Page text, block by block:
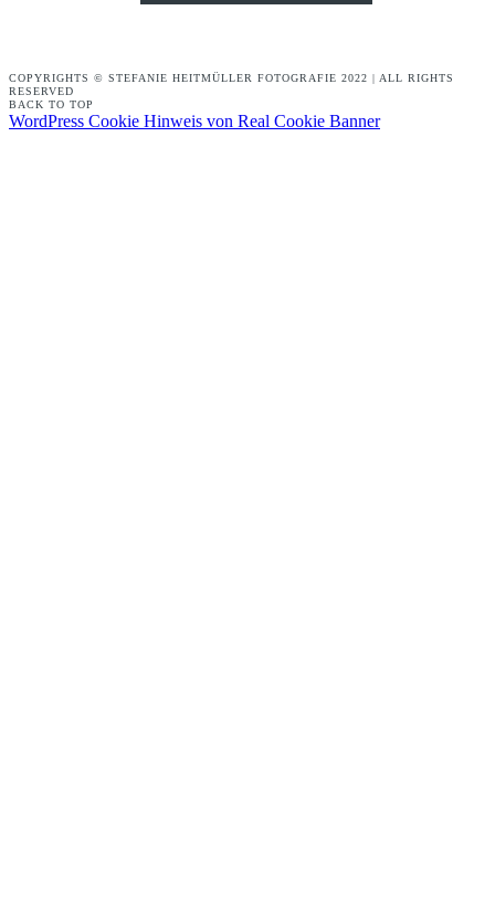
COPYRIGHTS © STEFANIE HEITMÜLLER FOTOGRAFIE 2022 | ALL RIGHTS
RESERVED
BACK TO TOP
WordPress Cookie Hinweis von Real Cookie Banner